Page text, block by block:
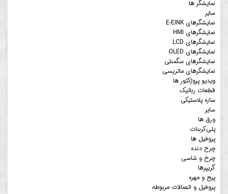
نمایشگر ها
سایر
نمایشگرهای E-EINK
نمایشگرهای HMI
نمایشگرهای LCD
نمایشگرهای OLED
نمایشگرهای سگمنتی
نمایشگرهای ماتریسی
ویدیو پروژکتور ها
قطعات رباتیک
سازه پلاستیکی
سایر
ورق ها
پلی‌کربنات
پروفیل ها
چرخ دنده
چرخ و شاسی
گریپرها
پیج و مهره
پروفیل و اتصالات مربوطه